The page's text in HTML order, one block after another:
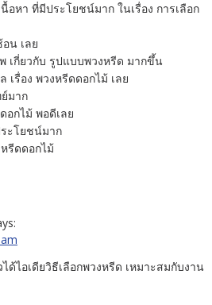
อหา ที่มีประโยชน์มาก ในเรื่อง การเลือก
น เลย
เกี่ยวกับ รูปแบบพวงหรีด มากขึ้น
รื่อง พวงหรีดดอกไม้ เลย
มาก
อกไม้ พอดีเลย
ะโยชน์มาก
รีดดอกไม้
ด้ไอเดียวิธีเลือกพวงหรีด เหมาะสมกับงาน